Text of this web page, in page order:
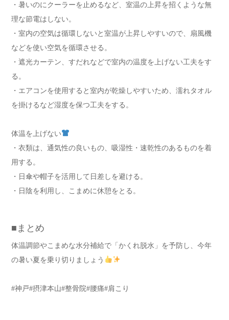
・暑いのにクーラーを止めるなど、室温の上昇を招くような無
理な節電はしない。
・室内の空気は循環しないと室温が上昇しやすいので、扇風機
などを使い空気を循環させる。
・遮光カーテン、すだれなどで室内の温度を上げない工夫をす
る。
・エアコンを使用すると室内が乾燥しやすいため、濡れタオル
を掛けるなど湿度を保つ工夫をする。
体温を上げない
・衣類は、通気性の良いもの、吸湿性・速乾性のあるものを着
用する。
・日傘や帽子を活用して日差しを避ける。
・日陰を利用し、こまめに休憩をとる。
■まとめ
体温調節やこまめな水分補給で「かくれ脱水」を予防し、今年
の暑い夏を乗り切りましょう
#神戸#摂津本山#整骨院#腰痛#肩こり